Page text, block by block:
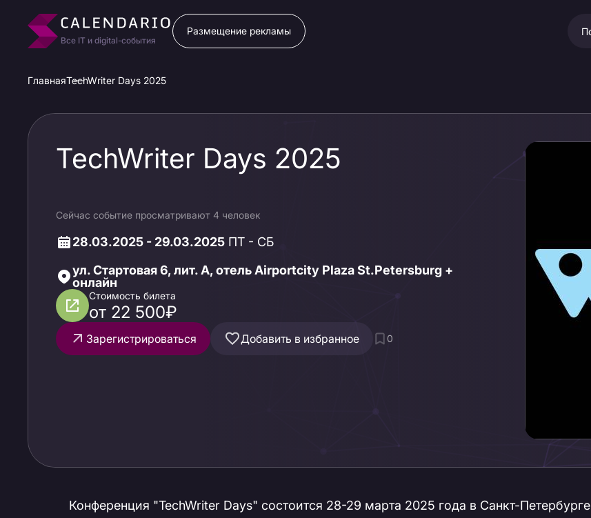
Все IT и digital-события
Размещение рекламы
ГлавнаяTechWriter Days 2025
TechWriter Days 2025
Сейчас событие просматривают 4 человек
28.03.2025 - 29.03.2025 ПТ - СБ
ул. Стартовая 6, лит. А, отель Airportcity Plaza St.Petersburg +
онлайн
Стоимость билета
от 22 500₽
Зарегистрироваться Добавить в избранное 0
Конференция "TechWriter Days" состоится 28-29 марта 2025 года в Санкт-Петербурге